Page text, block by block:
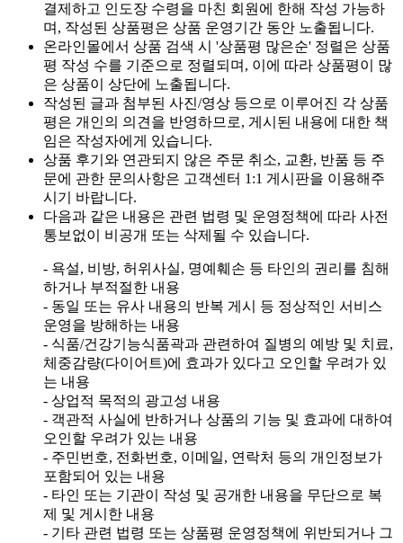
결제하고 인도장 수령을 마친 회원에 한해 작성 가능하
며, 작성된 상품평은 상품 운영기간 동안 노출됩니다.
온라인몰에서 상품 검색 시 '상품평 많은순' 정렬은 상품
평 작성 수를 기준으로 정렬되며, 이에 따라 상품평이 많
은 상품이 상단에 노출됩니다.
작성된 글과 첨부된 사진/영상 등으로 이루어진 각 상품
평은 개인의 의견을 반영하므로, 게시된 내용에 대한 책
임은 작성자에게 있습니다.
상품 후기와 연관되지 않은 주문 취소, 교환, 반품 등 주
문에 관한 문의사항은 고객센터 1:1 게시판을 이용해주
시기 바랍니다.
다음과 같은 내용은 관련 법령 및 운영정책에 따라 사전
통보없이 비공개 또는 삭제될 수 있습니다.
- 욕설, 비방, 허위사실, 명예훼손 등 타인의 권리를 침해
하거나 부적절한 내용
- 동일 또는 유사 내용의 반복 게시 등 정상적인 서비스
운영을 방해하는 내용
- 식품/건강기능식품곽과 관련하여 질병의 예방 및 치료,
체중감량(다이어트)에 효과가 있다고 오인할 우려가 있
는 내용
- 상업적 목적의 광고성 내용
- 객관적 사실에 반하거나 상품의 기능 및 효과에 대하여
오인할 우려가 있는 내용
- 주민번호, 전화번호, 이메일, 연락처 등의 개인정보가
포함되어 있는 내용
- 타인 또는 기관이 작성 및 공개한 내용을 무단으로 복
제 및 게시한 내용
- 기타 관련 법령 또는 상품평 운영정책에 위반되거나 그